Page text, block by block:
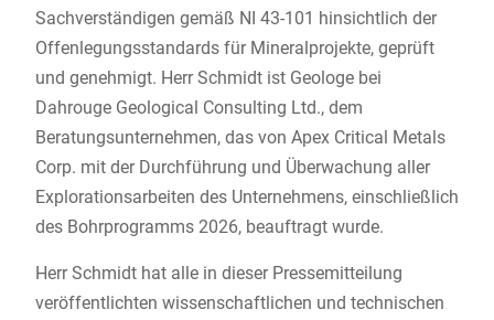
Sachverständigen gemäß NI 43-101 hinsichtlich der
Offenlegungsstandards für Mineralprojekte, geprüft
und genehmigt. Herr Schmidt ist Geologe bei
Dahrouge Geological Consulting Ltd., dem
Beratungsunternehmen, das von Apex Critical Metals
Corp. mit der Durchführung und Überwachung aller
Explorationsarbeiten des Unternehmens, einschließlich
des Bohrprogramms 2026, beauftragt wurde.
Herr Schmidt hat alle in dieser Pressemitteilung
veröffentlichten wissenschaftlichen und technischen